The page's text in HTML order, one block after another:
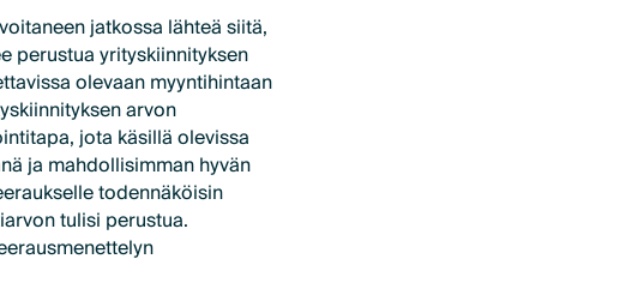
jatkossa lähteä siitä,
perustua yrityskiinnityksen
olevaan myyntihintaan
arvon
jota käsillä olevissa
ja mahdollisimman hyvän
todennäköisin
tulisi perustua.